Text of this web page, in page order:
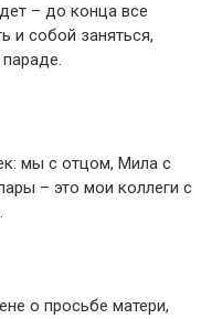
– до конца все
и собой заняться,
мы с отцом, Мила с
– это мои коллеги с
о просьбе матери,